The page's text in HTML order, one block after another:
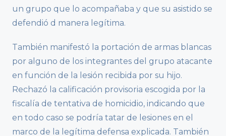
un grupo que lo acompañaba y que su asistido se
defendió d manera legítima.
También manifestó la portación de armas blancas
por alguno de los integrantes del grupo atacante
en función de la lesión recibida por su hijo.
Rechazó la calificación provisoria escogida por la
fiscalía de tentativa de homicidio, indicando que
en todo caso se podría tatar de lesiones en el
marco de la legítima defensa explicada. También